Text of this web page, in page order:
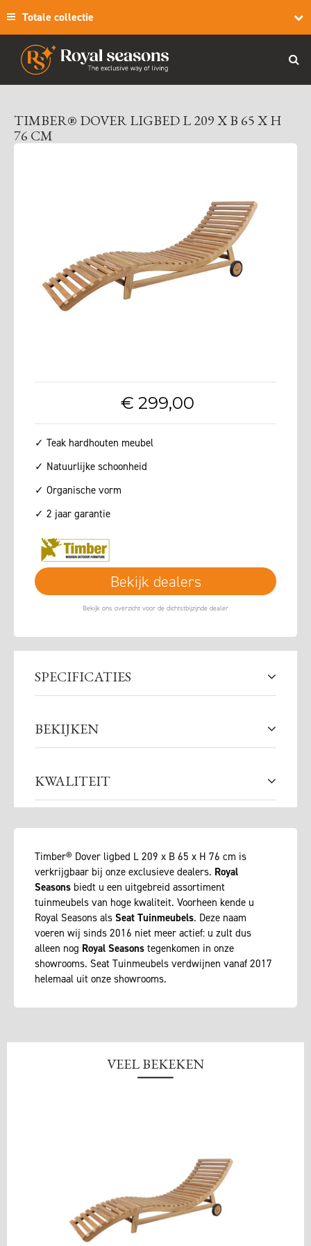
Totale collectie
TIMBER® DOVER LIGBED L 209 X B 65 X H
76 CM
€ 299,00
✓ Teak hardhouten meubel
✓ Natuurlijke schoonheid
✓ Organische vorm
✓ 2 jaar garantie
Bekijk dealers
SPECIFICATIES
BEKIJKEN
KWALITEIT
Timber® Dover ligbed L 209 x B 65 x H 76 cm is
verkrijgbaar bij onze exclusieve dealers. Royal
Seasons biedt u een uitgebreid assortiment
tuinmeubels van hoge kwaliteit. Voorheen kende u
Royal Seasons als Seat Tuinmeubels. Deze naam
voeren wij sinds 2016 niet meer actief: u zult dus
alleen nog Royal Seasons tegenkomen in onze
showrooms. Seat Tuinmeubels verdwijnen vanaf 2017
helemaal uit onze showrooms.
VEEL BEKEKEN